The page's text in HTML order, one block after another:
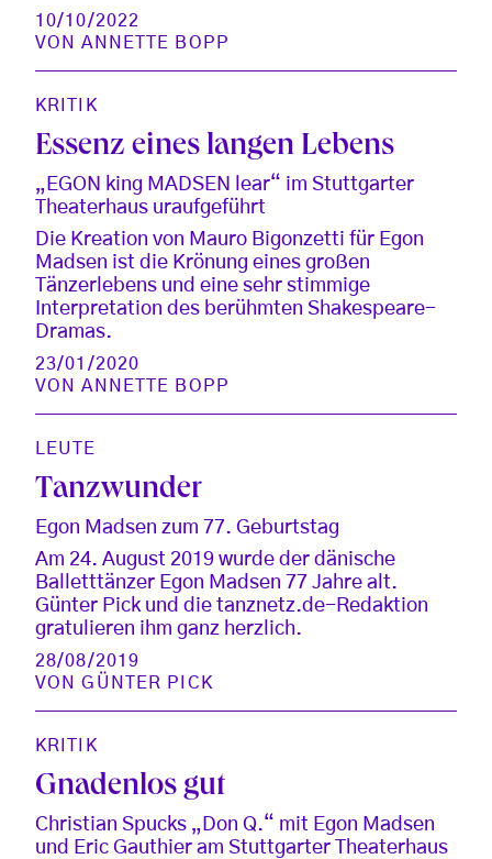
10/10/2022
VONANNETTE BOPP
KRITIK
Essenz eines langen Lebens
„EGON king MADSEN lear“ im Stuttgarter
Theaterhaus uraufgeführt
Die Kreation von Mauro Bigonzetti für Egon
Madsen ist die Krönung eines großen
Tänzerlebens und eine sehr stimmige
Interpretation des berühmten Shakespeare-
Dramas.
23/01/2020
VONANNETTE BOPP
LEUTE
Tanzwunder
Egon Madsen zum 77. Geburtstag
Am 24. August 2019 wurde der dänische
Balletttänzer Egon Madsen 77 Jahre alt.
Günter Pick und die tanznetz.de-Redaktion
gratulieren ihm ganz herzlich.
28/08/2019
VONGÜNTER PICK
KRITIK
Gnadenlos gut
Christian Spucks „Don Q.“ mit Egon Madsen
und Eric Gauthier am Stuttgarter Theaterhaus